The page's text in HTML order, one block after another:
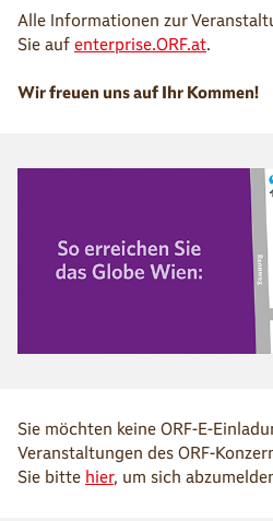
Alle Informationen zur
Sie auf enterprise.ORF.at.
Wir freuen uns auf Ihr Kommen!
Sie möchten keine ORF-E-
Veranstaltungen des ORF-
Sie bitte hier, um sich